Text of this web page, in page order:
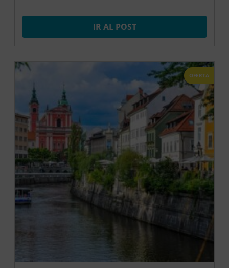
IR AL POST
OFERTA